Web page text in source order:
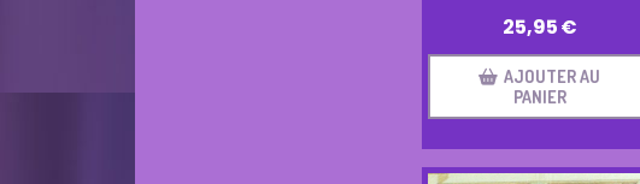
25,95€
AJOUTER AU
PANIER